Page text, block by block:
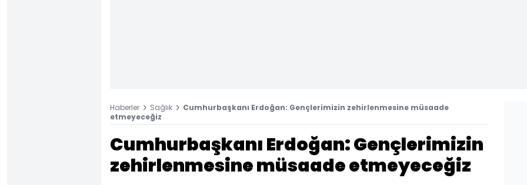
Haberler Sağlık
Cumhurbaşkanı Erdoğan: Gençlerimizin zehirlenmesine müsaade
etmeyeceğiz
Cumhurbaşkanı Erdoğan: Gençlerimizin
zehirlenmesine müsaade etmeyeceğiz